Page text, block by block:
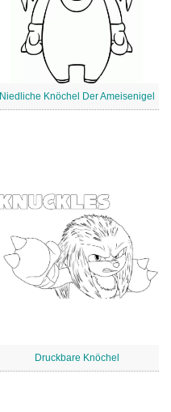
Niedliche Knöchel Der Ameisenigel
Druckbare Knöchel